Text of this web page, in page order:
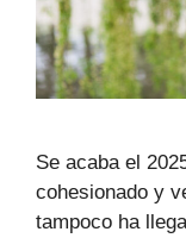
Se acaba el
cohesionado y
tampoco ha